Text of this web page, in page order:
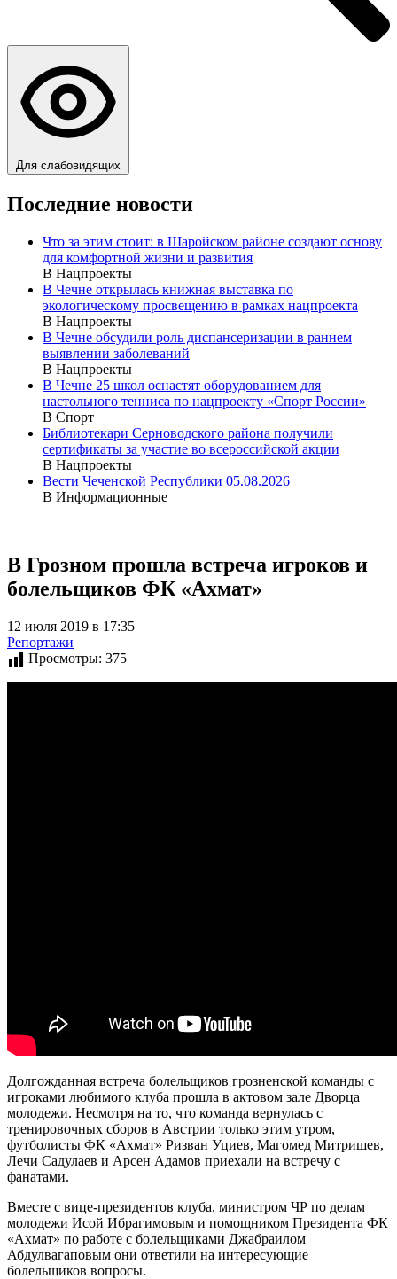
Для слабовидящих
Последние новости
Что за этим стоит: в Шаройском районе создают основу
для комфортной жизни и развития
В Нацпроекты
В Чечне открылась книжная выставка по
экологическому просвещению в рамках нацпроекта
В Нацпроекты
В Чечне обсудили роль диспансеризации в раннем
выявлении заболеваний
В Нацпроекты
В Чечне 25 школ оснастят оборудованием для
настольного тенниса по нацпроекту «Спорт России»
В Спорт
Библиотекари Серноводского района получили
сертификаты за участие во всероссийской акции
В Нацпроекты
Вести Чеченской Республики 05.08.2026
В Информационные
В Грозном прошла встреча игроков и
болельщиков ФК «Ахмат»
12 июля 2019 в 17:35
Репортажи
Просмотры: 375
Долгожданная встреча болельщиков грозненской команды с
игроками любимого клуба прошла в актовом зале Дворца
молодежи. Несмотря на то, что команда вернулась с
тренировочных сборов в Австрии только этим утром,
футболисты ФК «Ахмат» Ризван Уциев, Магомед Митришев,
Лечи Садулаев и Арсен Адамов приехали на встречу с
фанатами.
Вместе с вице-президентов клуба, министром ЧР по делам
молодежи Исой Ибрагимовым и помощником Президента ФК
«Ахмат» по работе с болельщиками Джабраилом
Абдулвагаповым они ответили на интересующие
болельщиков вопросы.